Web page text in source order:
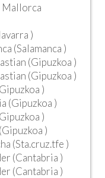
Mallorca
)
(Salamanca )
(Gipuzkoa )
(Gipuzkoa )
)
(Gipuzkoa )
)
)
(Sta.cruz.tfe )
(Cantabria )
(Cantabria )